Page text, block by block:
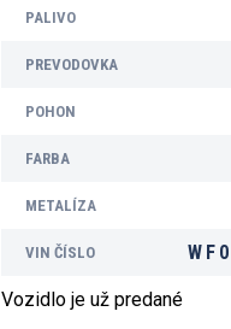
PALIVO
PREVODOVKA
POHON
FARBA
METALÍZA
VIN ČÍSLO
Vozidlo je už predané